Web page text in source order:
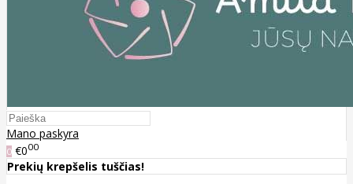
Mano paskyra
0 €000
Prekių krepšelis tuščias!